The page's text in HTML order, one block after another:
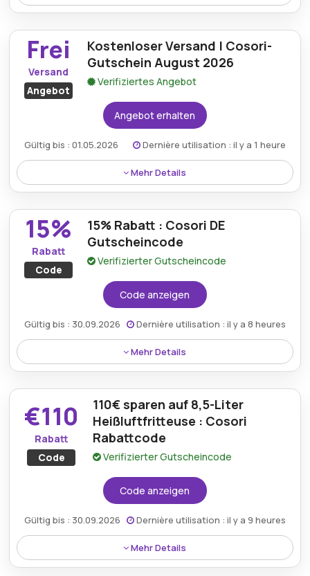
Genießen Sie bis zu 40 % Rabatt bei Cosori.de und
bieten Sie große Rabatte auf eine große Auswahl an
Kochgeräten und -werkzeugen.
Frei
Versand
Angebot
Kostenloser Versand | Cosori-
Gutschein August 2026
Verifiziertes Angebot
Angebot erhalten
Gültig bis : 01.05.2026 Dernière utilisation : il y a 1 heure
Mehr Details
Profitieren Sie vom kostenlosen Versand mit einem
Cosori-Gutschein und sorgen Sie so für einen
kostengünstigen Einkauf von Küchenprodukten.
15%
Rabatt
Code
15% Rabatt : Cosori DE
Gutscheincode
Verifizierter Gutscheincode
Code anzeigen
Gültig bis : 30.09.2026 Dernière utilisation : il y a 8 heures
Mehr Details
Jetzt können Sie 15% Rabatt auf alle verfügbaren
Produkte genießen und erhalten Zugang zu
hochwertigen Auswahlmöglichkeiten zu günstigeren
Preisen.
€110
Rabatt
Code
110€ sparen auf 8,5-Liter
Heißluftfritteuse : Cosori
Rabattcode
Verifizierter Gutscheincode
Code anzeigen
Gültig bis : 30.09.2026 Dernière utilisation : il y a 9 heures
Mehr Details
Sparen Sie 110€ auf die COSORI 2-Kammer 8,5-Liter